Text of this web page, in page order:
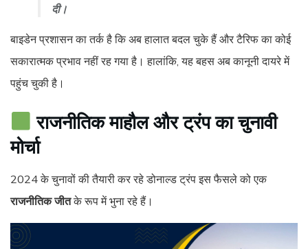
दी।
बाइडेन प्रशासन का तर्क है कि अब हालात बदल चुके हैं और टैरिफ का कोई
सकारात्मक प्रभाव नहीं रह गया है। हालांकि, यह बहस अब कानूनी दायरे में
पहुंच चुकी है।
राजनीतिक माहौल और ट्रंप का चुनावी
मोर्चा
2024 के चुनावों की तैयारी कर रहे डोनाल्ड ट्रंप इस फैसले को एक
राजनीतिक जीतके रूप में भुना रहे हैं।